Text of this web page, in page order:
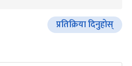
प्रतिक्रिया दिनुहोस्